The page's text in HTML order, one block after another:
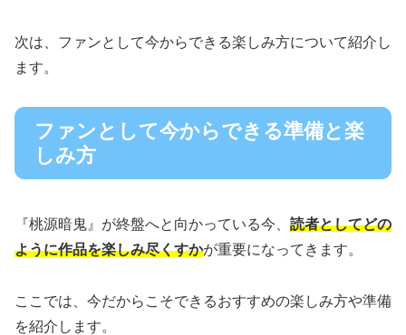
次は、ファンとして今からできる楽しみ方について紹介し
ます。
ファンとして今からできる準備と楽
しみ方
『桃源暗鬼』が終盤へと向かっている今、 読者としてどの
ように作品を楽しみ尽くすかが重要になってきます。
ここでは、今だからこそできるおすすめの楽しみ方や準備
を紹介します。